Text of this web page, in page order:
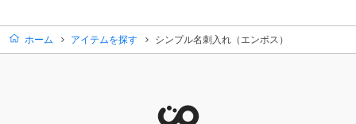
ホーム アイテムを探す シンプル名刺入れ（エンボス）